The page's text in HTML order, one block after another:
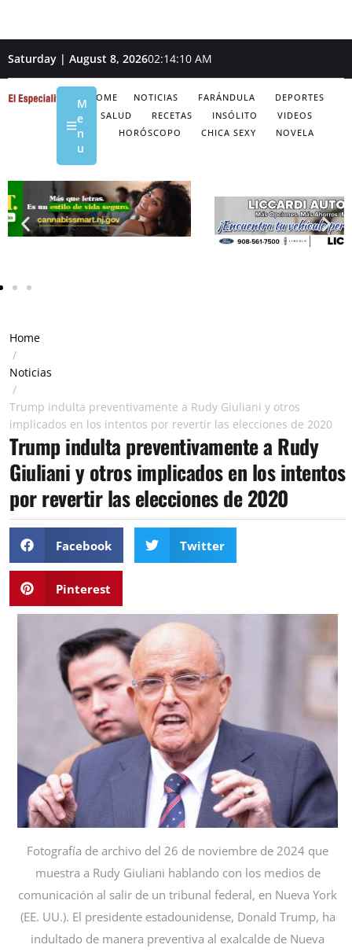
Saturday | August 8, 202602:14:11 AM
HOME NOTICIAS FARÁNDULA
DEPORTES
SALUD
RECETAS INSÓLITO
VIDEOS
HORÓSCOPO
CHICA SEXY NOVELA
M
e
n
u
Home
/
Noticias
/
Trump indulta preventivamente a Rudy Giuliani y otros
implicados en los intentos por revertir las elecciones de 2020
Trump indulta preventivamente a Rudy
Giuliani y otros implicados en los intentos
por revertir las elecciones de 2020
Facebook Twitter
Pinterest
Fotografía de archivo del 26 de noviembre de 2024 que
muestra a Rudy Giuliani hablando con los medios de
comunicación al salir de un tribunal federal, en Nueva York
(EE. UU.). El presidente estadounidense, Donald Trump, ha
indultado de manera preventiva al exalcalde de Nueva